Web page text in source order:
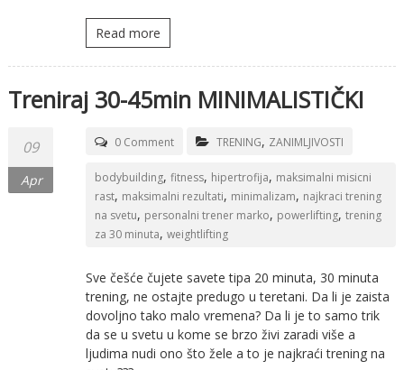
Read more
Treniraj 30-45min MINIMALISTIČKI
09
Apr
0 Comment TRENING, ZANIMLJIVOSTI
bodybuilding, fitness, hipertrofija, maksimalni misicni
rast, maksimalni rezultati, minimalizam, najkraci trening
na svetu, personalni trener marko, powerlifting, trening
za 30 minuta, weightlifting
Sve češće čujete savete tipa 20 minuta, 30 minuta
trening, ne ostajte predugo u teretani. Da li je zaista
dovoljno tako malo vremena? Da li je to samo trik
da se u svetu u kome se brzo živi zaradi više a
ljudima nudi ono što žele a to je najkraći trening na